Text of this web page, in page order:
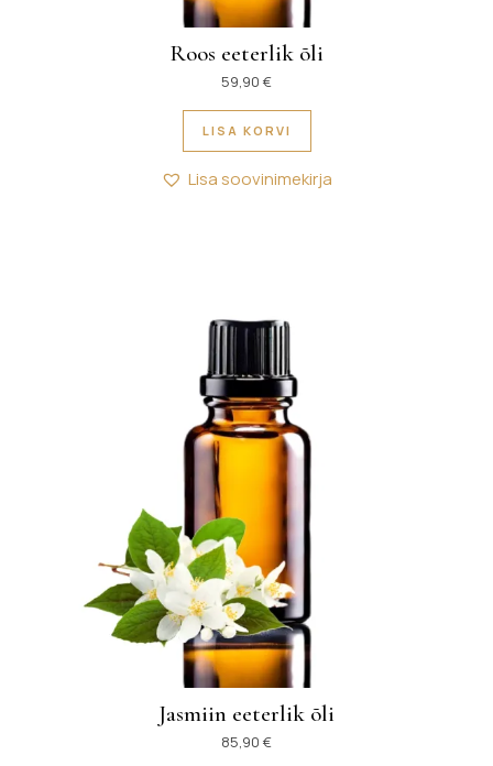
Roos eeterlik õli
59,90 €
LISA KORVI
Lisa soovinimekirja
Jasmiin eeterlik õli
85,90 €